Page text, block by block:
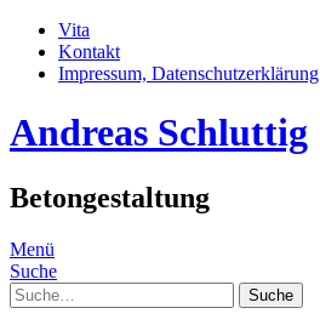
Vita
Kontakt
Impressum, Datenschutzerklärung
Andreas Schluttig
Betongestaltung
Menü
Suche
Suche